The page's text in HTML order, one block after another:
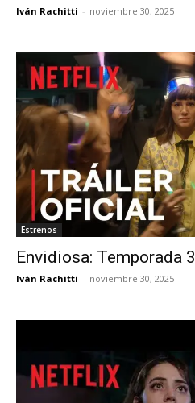
Iván Rachitti - noviembre 30, 2025
Estrenos
Envidiosa: Temporada 3
Iván Rachitti - noviembre 30, 2025